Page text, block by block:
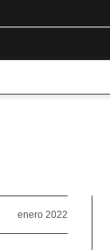
enero 2022